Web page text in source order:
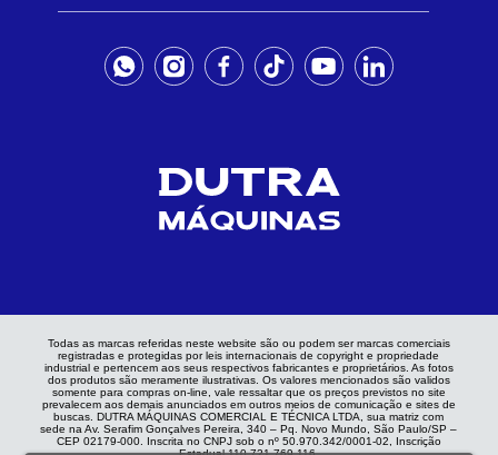
Todas as marcas referidas neste website são ou podem ser marcas comerciais
registradas e protegidas por leis internacionais de copyright e propriedade
industrial e pertencem aos seus respectivos fabricantes e proprietários. As fotos
dos produtos são meramente ilustrativas. Os valores mencionados são validos
somente para compras on-line, vale ressaltar que os preços previstos no site
prevalecem aos demais anunciados em outros meios de comunicação e sites de
buscas. DUTRA MÁQUINAS COMERCIAL E TÉCNICA LTDA, sua matriz com
sede na Av. Serafim Gonçalves Pereira, 340 – Pq. Novo Mundo, São Paulo/SP –
CEP 02179-000. Inscrita no CNPJ sob o nº 50.970.342/0001-02, Inscrição